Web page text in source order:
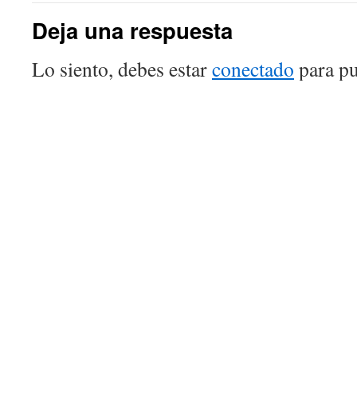
Deja una respuesta
Lo siento, debes estarconectado para